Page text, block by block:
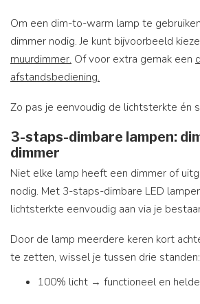
Om een dim-to-warm lamp te
dimmer nodig. Je kunt bijvoorbeeld
muurdimmer. Of voor extra gemak een
afstandsbediening.
Zo pas je eenvoudig de lichtsterkte én
3-staps-dimbare lampen:
dimmer
Niet elke lamp heeft een dimmer of
nodig. Met 3-staps-dimbare LED
lichtsterkte eenvoudig aan via je
Door de lamp meerdere keren kort
te zetten, wissel je tussen drie standen:
100% licht → functioneel en